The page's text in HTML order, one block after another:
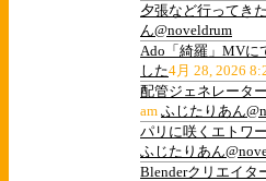
夕張など行ってきた
ん@noveldrum
Ado「綺羅」MVに
した4月 28, 2026
配管ジェネレータ
am ふじたりあん
パリに咲くエトワ
ふじたりあん
Blenderクリエイ